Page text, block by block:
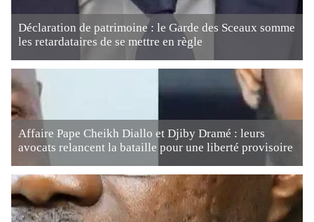
Déclaration de patrimoine : le Garde des Sceaux somme
les retardataires de se mettre en règle
Affaire Pape Cheikh Diallo et Djiby Dramé : leurs
avocats relancent la bataille pour une liberté provisoire